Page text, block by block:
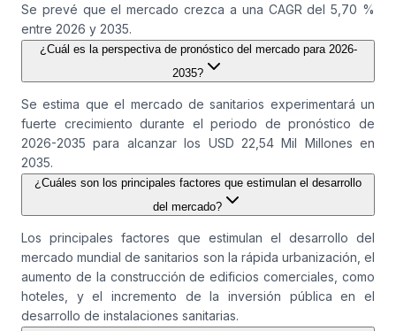
Se prevé que el mercado crezca a una CAGR del 5,70 %
entre 2026 y 2035.
¿Cuál es la perspectiva de pronóstico del mercado para 2026-
2035?
Se estima que el mercado de sanitarios experimentará un
fuerte crecimiento durante el periodo de pronóstico de
2026-2035 para alcanzar los USD 22,54 Mil Millones en
2035.
¿Cuáles son los principales factores que estimulan el desarrollo
del mercado?
Los principales factores que estimulan el desarrollo del
mercado mundial de sanitarios son la rápida urbanización, el
aumento de la construcción de edificios comerciales, como
hoteles, y el incremento de la inversión pública en el
desarrollo de instalaciones sanitarias.